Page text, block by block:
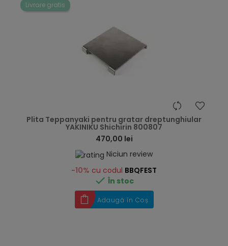
Livrare gratis
Plita Teppanyaki pentru gratar dreptunghiular
YAKINIKU Shichirin 800807
470,00 lei
Niciun review
-10% cu codul BBQFEST
 În stoc
Adaugă în Coș